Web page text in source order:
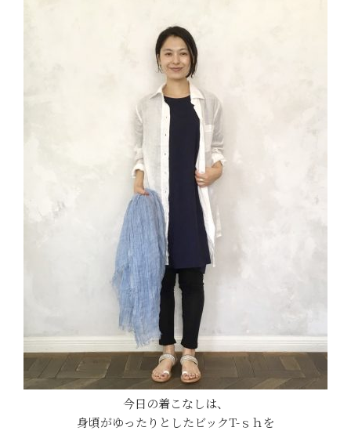
今日の着こなしは、
身頃がゆったりとしたビックT-ｓｈを